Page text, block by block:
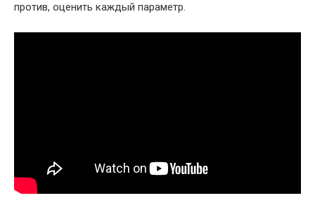
против, оценить каждый параметр.